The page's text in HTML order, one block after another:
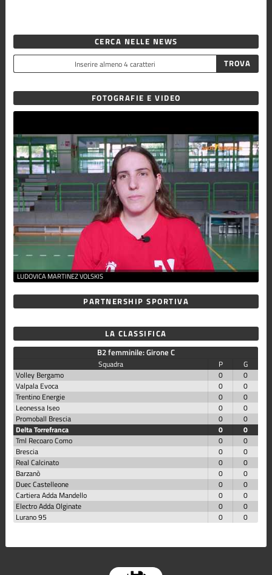
CERCA NELLE NEWS
FOTOGRAFIE E VIDEO
LUDOVICA MARTINEZ VOLSKIS
PARTNERSHIP SPORTIVA
LA CLASSIFICA
B2 femminile: Girone C
Squadra P
G
Volley Bergamo
0
0
Valpala Evoca
0
0
Trentino Energie
0
0
Leonessa Iseo
0
0
Promoball Brescia
0
0
Delta Torrefranca
0
0
Tml Recoaro Como
0
0
Brescia
0
0
Real Calcinato
0
0
Barzanò
0
0
Duec Castelleone
0
0
Cartiera Adda Mandello
0
0
Electro Adda Olginate
0
0
Lurano 95
0 0